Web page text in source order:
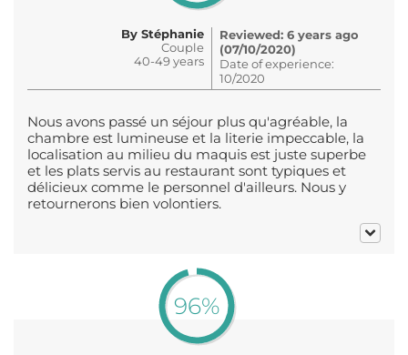
By Stéphanie
Couple
40-49 years
Reviewed: 6 years ago
(07/10/2020)
Date of experience:
10/2020
Nous avons passé un séjour plus qu'agréable, la
chambre est lumineuse et la literie impeccable, la
localisation au milieu du maquis est juste superbe
et les plats servis au restaurant sont typiques et
délicieux comme le personnel d'ailleurs. Nous y
retournerons bien volontiers.
96%